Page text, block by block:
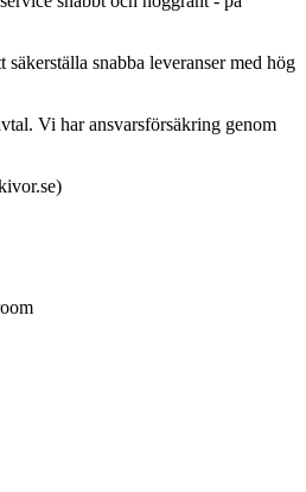
snabba leveranser med hög
Vi har ansvarsförsäkring genom